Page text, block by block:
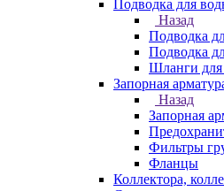
Подводка для
Назад
Подводка
Подводка
Шланги
Запорная
Назад
Запорная
Фильтры
Фланцы
Коллектора,